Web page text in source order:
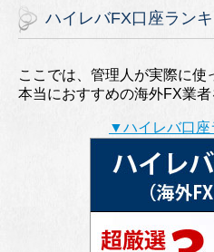
ハイレバFX口座ランキ
ここでは、管理人が実際に使
本当におすすめの海外FX業者
▼ハイレバ口